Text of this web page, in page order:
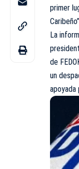
primer
La
de
un
apoyada